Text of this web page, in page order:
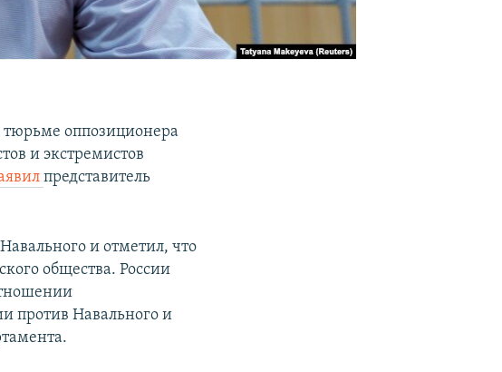
тюрьме оппозиционера
и экстремистов
представитель
и отметил, что
общества. России
против Навального и